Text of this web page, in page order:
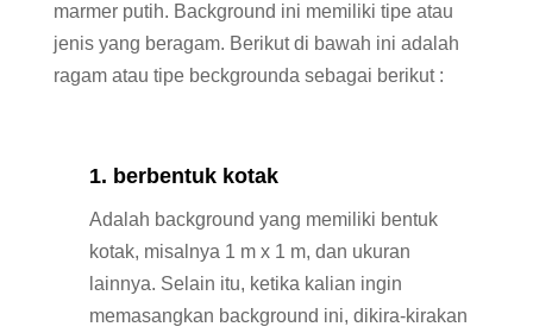
marmer putih. Background ini memiliki tipe atau
jenis yang beragam. Berikut di bawah ini adalah
ragam atau tipe beckgrounda sebagai berikut :
1. berbentuk kotak
Adalah background yang memiliki bentuk
kotak, misalnya 1 m x 1 m, dan ukuran
lainnya. Selain itu, ketika kalian ingin
memasangkan background ini, dikira-kirakan